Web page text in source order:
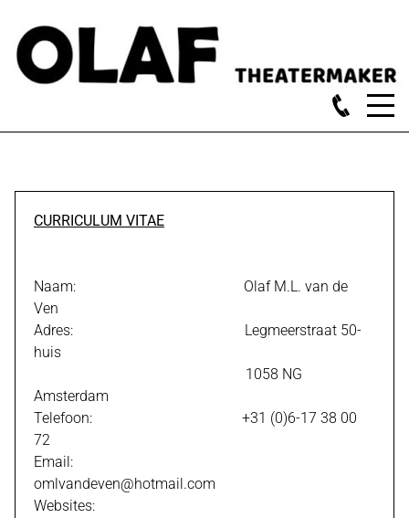
CURRICULUM VITAE
Naam: Olaf M.L. van de
Ven
Adres: Legmeerstraat 50-
huis
1058 NG
Amsterdam
Telefoon: +31 (0)6-17 38 00
72
Email:
omlvandeven@hotmail.com
Websites: